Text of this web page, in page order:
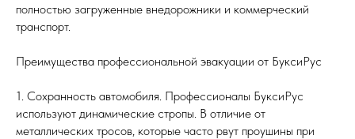
полностью загруженные внедорожники и коммерческий
транспорт.
Преимущества профессиональной эвакуации от БуксиРус
1. Сохранность автомобиля. Профессионалы БуксиРус
используют динамические стропы. В отличие от
металлических тросов, которые часто рвут проушины при